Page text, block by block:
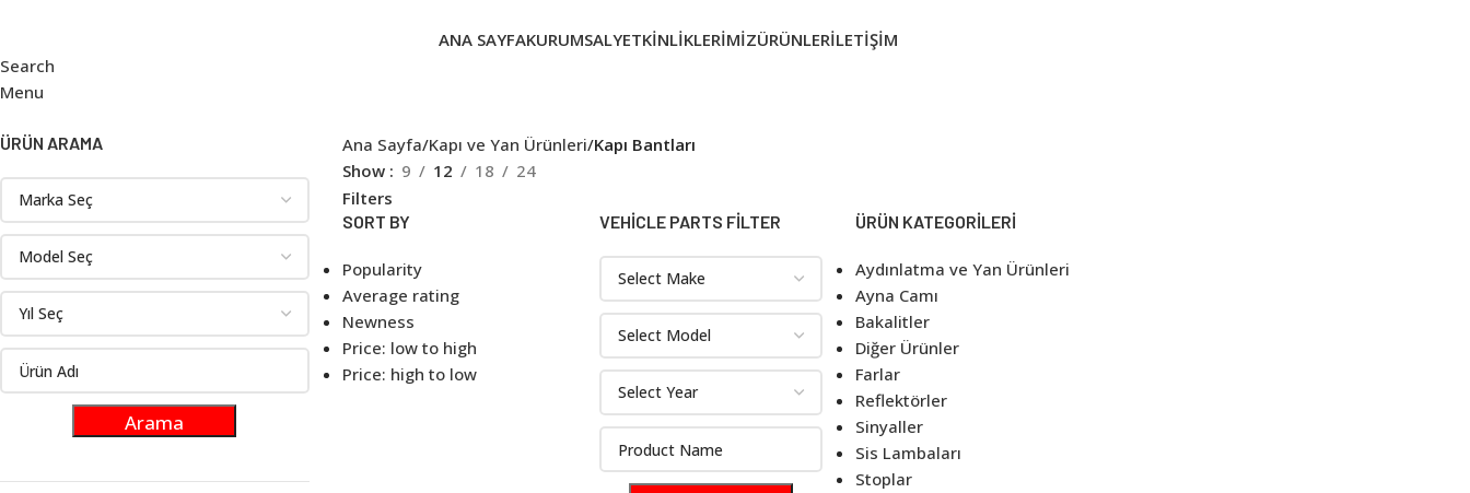
ANA SAYFAKURUMSALYETKINLIKLERIMIZÜRÜNLERİLETIŞIM
Search
Menu
ÜRÜN ARAMA Ana Sayfa Kapı ve Yan Ürünleri Kapı Bantları
Show
9 12 18
24
Filters
SORT BY
Popularity
Average rating
Newness
Price: low to high
Price: high to low
VEHICLE PARTS FILTER ÜRÜN KATEGORILERI
Aydınlatma ve Yan Ürünleri
Ayna Camı
Bakalitler
Diğer Ürünler
Farlar
Reflektörler
Sinyaller
Sis Lambaları
Stoplar